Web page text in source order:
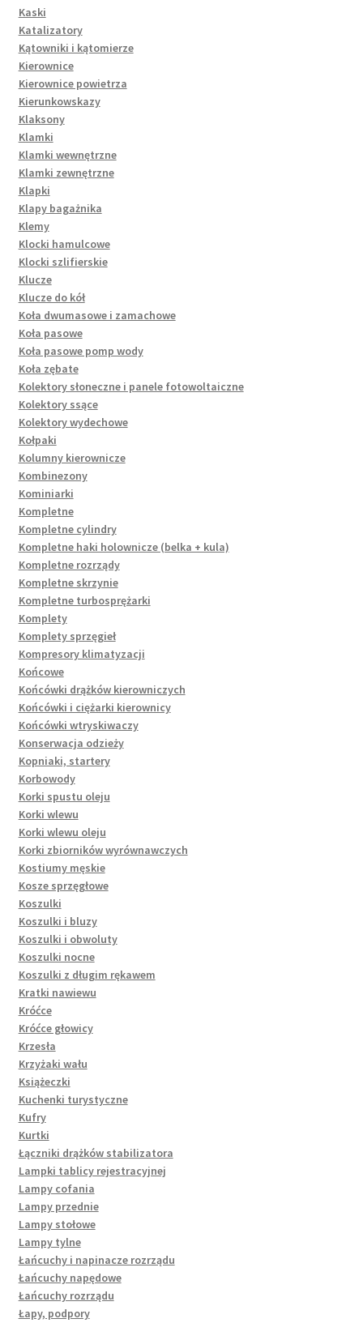
Kaski
Katalizatory
Kątowniki i kątomierze
Kierownice
Kierownice powietrza
Kierunkowskazy
Klaksony
Klamki
Klamki wewnętrzne
Klamki zewnętrzne
Klapki
Klapy bagażnika
Klemy
Klocki hamulcowe
Klocki szlifierskie
Klucze
Klucze do kół
Koła dwumasowe i zamachowe
Koła pasowe
Koła pasowe pomp wody
Koła zębate
Kolektory słoneczne i panele fotowoltaiczne
Kolektory ssące
Kolektory wydechowe
Kołpaki
Kolumny kierownicze
Kombinezony
Kominiarki
Kompletne
Kompletne cylindry
Kompletne haki holownicze (belka + kula)
Kompletne rozrządy
Kompletne skrzynie
Kompletne turbosprężarki
Komplety
Komplety sprzęgieł
Kompresory klimatyzacji
Końcowe
Końcówki drążków kierowniczych
Końcówki i ciężarki kierownicy
Końcówki wtryskiwaczy
Konserwacja odzieży
Kopniaki, startery
Korbowody
Korki spustu oleju
Korki wlewu
Korki wlewu oleju
Korki zbiorników wyrównawczych
Kostiumy męskie
Kosze sprzęgłowe
Koszulki
Koszulki i bluzy
Koszulki i obwoluty
Koszulki nocne
Koszulki z długim rękawem
Kratki nawiewu
Króćce
Króćce głowicy
Krzesła
Krzyżaki wału
Książeczki
Kuchenki turystyczne
Kufry
Kurtki
Łączniki drążków stabilizatora
Lampki tablicy rejestracyjnej
Lampy cofania
Lampy przednie
Lampy stołowe
Lampy tylne
Łańcuchy i napinacze rozrządu
Łańcuchy napędowe
Łańcuchy rozrządu
Łapy, podpory